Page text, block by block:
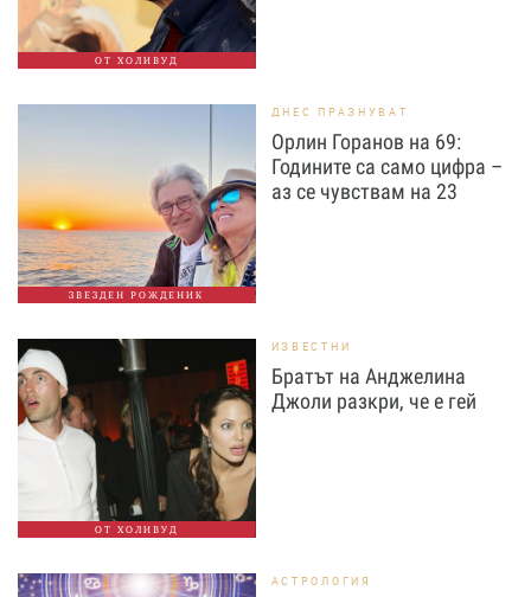
ОТ ХОЛИВУД
ЗВЕЗДЕН РОЖДЕНИК
ДНЕС ПРАЗНУВАТ
Орлин Горанов на 69:
Годините са само цифра –
аз се чувствам на 23
ОТ ХОЛИВУД
ИЗВЕСТНИ
Братът на Анджелина
Джоли разкри, че е гей
АСТРОЛОГИЯ